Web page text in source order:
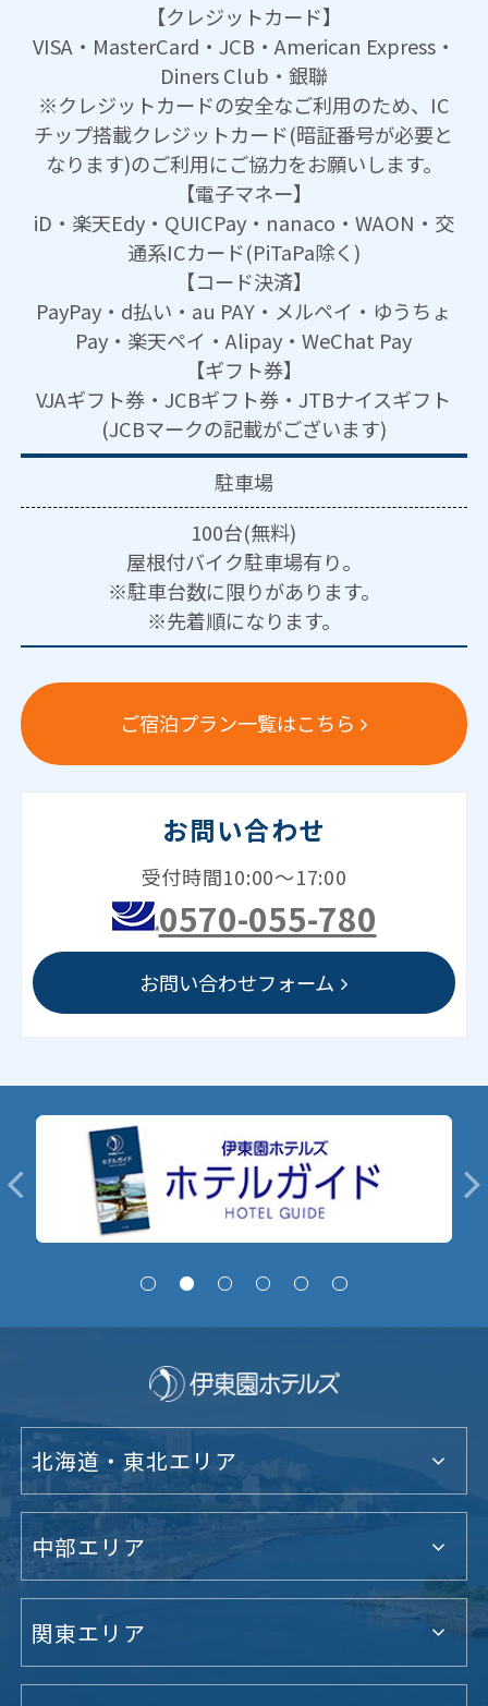
【クレジットカード】
VISA・MasterCard・JCB・American Express・
Diners Club・銀聯
※クレジットカードの安全なご利用のため、IC
チップ搭載クレジットカード(暗証番号が必要と
なります)のご利用にご協力をお願いします。
【電子マネー】
iD・楽天Edy・QUICPay・nanaco・WAON・交
通系ICカード(PiTaPa除く)
【コード決済】
PayPay・d払い・au PAY・メルペイ・ゆうちょ
Pay・楽天ペイ・Alipay・WeChat Pay
【ギフト券】
VJAギフト券・JCBギフト券・JTBナイスギフト
(JCBマークの記載がございます)
駐車場
100台(無料)
屋根付バイク駐車場有り。
※駐車台数に限りがあります。
※先着順になります。
ご宿泊プラン一覧はこちら
お問い合わせ
受付時間10:00～17:00
0570-055-780
お問い合わせフォーム
北海道・東北エリア
中部エリア
関東エリア